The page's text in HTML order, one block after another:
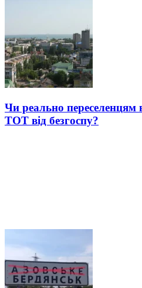
Чи реально переселенцям
ТОТ від безгоспу?